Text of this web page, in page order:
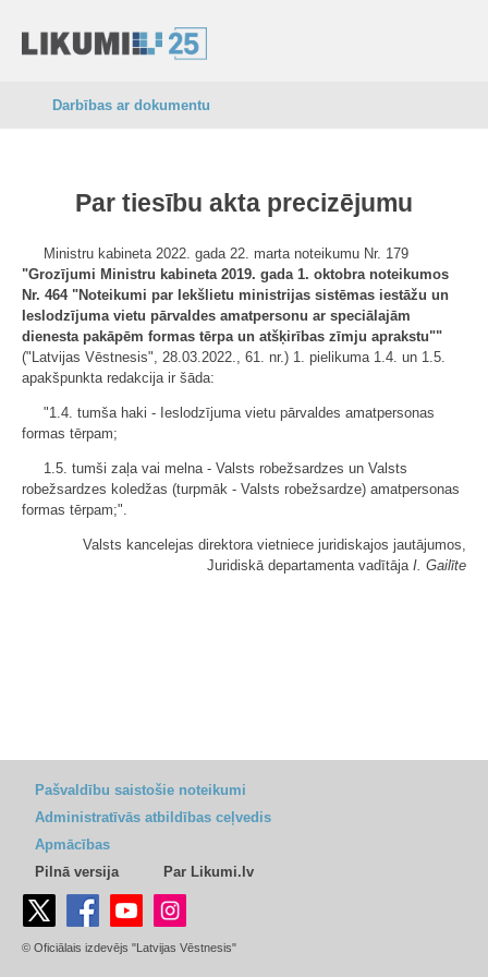
Darbības ar dokumentu
Par tiesību akta precizējumu
Ministru kabineta 2022. gada 22. marta noteikumu Nr. 179
"Grozījumi Ministru kabineta 2019. gada 1. oktobra noteikumos
Nr. 464 "Noteikumi par Iekšlietu ministrijas sistēmas iestāžu un
Ieslodzījuma vietu pārvaldes amatpersonu ar speciālajām
dienesta pakāpēm formas tērpa un atšķirības zīmju aprakstu""
("Latvijas Vēstnesis", 28.03.2022., 61. nr.) 1. pielikuma 1.4. un 1.5.
apakšpunkta redakcija ir šāda:
"1.4. tumša haki - Ieslodzījuma vietu pārvaldes amatpersonas
formas tērpam;
1.5. tumši zaļa vai melna - Valsts robežsardzes un Valsts
robežsardzes koledžas (turpmāk - Valsts robežsardze) amatpersonas
formas tērpam;".
Valsts kancelejas direktora vietniece juridiskajos jautājumos,
Juridiskā departamenta vadītāja I. Gailīte
Pašvaldību saistošie noteikumi
Administratīvās atbildības ceļvedis
Apmācības
Pilnā versija
Par Likumi.lv
© Oficiālais izdevējs "Latvijas Vēstnesis"